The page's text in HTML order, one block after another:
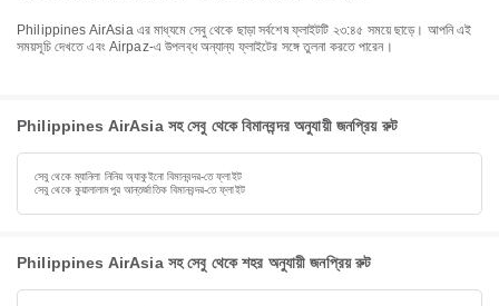
Philippines AirAsia এর মাধ্যমে সেবু থেকে ছাড়া সর্বশেষ ফ্লাইটটি ২৩:৪৫ সময়ে ছাড়ে। আপনি এই
সময়সূচি দেখতে এবং Airpaz-এ উপলব্ধ অন্যান্য ফ্লাইটের সঙ্গে তুলনা করতে পারেন।
Philippines AirAsia সহ সেবু থেকে বিমানবন্দর অনুযায়ী জনপ্রিয় রুট
সেবু থেকে ম্যানিলা নিনিয় অ্যাকুইনো বিমানবন্দর-তে ফ্লাইট
সেবু থেকে কুয়ালালামপুর আন্তর্জাতিক বিমানবন্দর-তে ফ্লাইট
Philippines AirAsia সহ সেবু থেকে শহর অনুযায়ী জনপ্রিয় রুট